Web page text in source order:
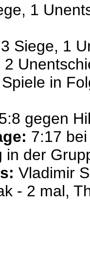
1
3 Siege, 1
2
in
gegen
7:17
in der
Vladimir
- 2 mal,